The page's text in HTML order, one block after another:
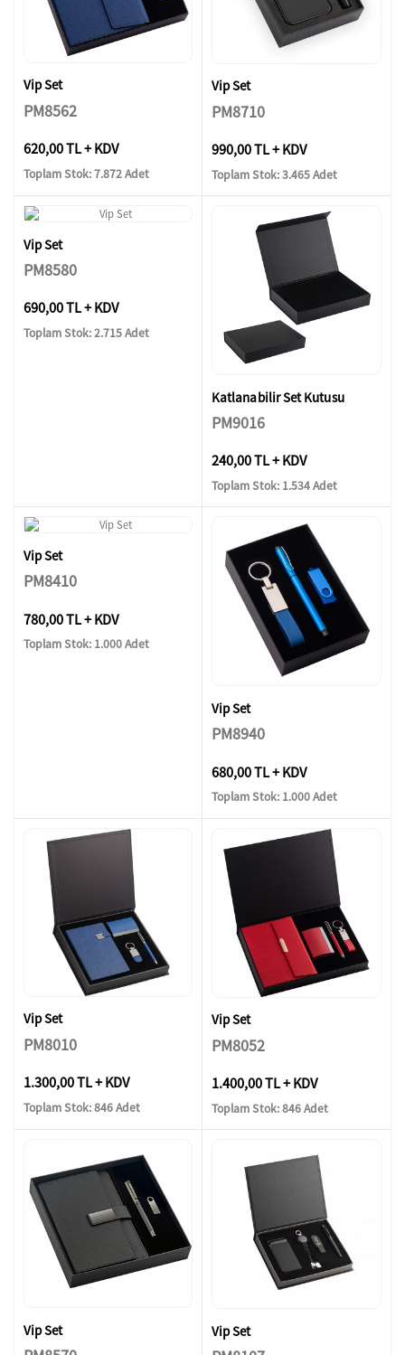
Vip Set
PM8562
620,00 TL + KDV
Toplam Stok: 7.872 Adet
Vip Set
PM8710
990,00 TL + KDV
Toplam Stok: 3.465 Adet
Vip Set
PM8580
690,00 TL + KDV
Toplam Stok: 2.715 Adet
Katlanabilir Set Kutusu
PM9016
240,00 TL + KDV
Toplam Stok: 1.534 Adet
Vip Set
PM8410
780,00 TL + KDV
Toplam Stok: 1.000 Adet
Vip Set
PM8940
680,00 TL + KDV
Toplam Stok: 1.000 Adet
Vip Set
PM8010
1.300,00 TL + KDV
Toplam Stok: 846 Adet
Vip Set
PM8052
1.400,00 TL + KDV
Toplam Stok: 846 Adet
Vip Set Vip Set